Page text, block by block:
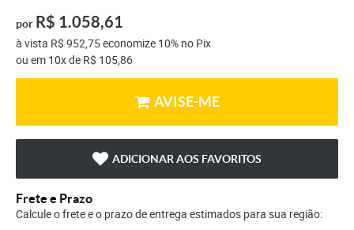
por R$ 1.058,61
à vista R$ 952,75economize 10% no Pix
ou em 10xde R$ 105,86
AVISE-ME
ADICIONAR AOS FAVORITOS
Frete e Prazo
Calcule o frete e o prazo de entrega estimados para sua região: